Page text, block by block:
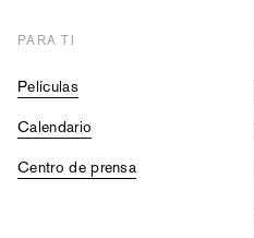
PARA TI
Películas
Calendario
Centro de prensa